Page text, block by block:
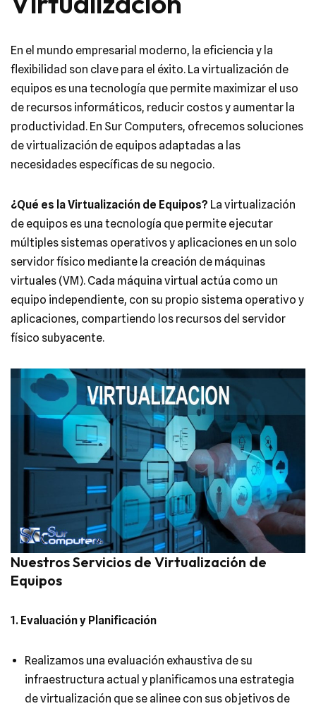
En el mundo empresarial moderno, la eficiencia y la
flexibilidad son clave para el éxito. La virtualización de
equipos es una tecnología que permite maximizar el uso
de recursos informáticos, reducir costos y aumentar la
productividad. En Sur Computers, ofrecemos soluciones
de virtualización de equipos adaptadas a las
necesidades específicas de su negocio.
¿Qué es la Virtualización de Equipos? La virtualización
de equipos es una tecnología que permite ejecutar
múltiples sistemas operativos y aplicaciones en un solo
servidor físico mediante la creación de máquinas
virtuales (VM). Cada máquina virtual actúa como un
equipo independiente, con su propio sistema operativo y
aplicaciones, compartiendo los recursos del servidor
físico subyacente.
Nuestros Servicios de Virtualización de
Equipos
1. Evaluación y Planificación
Realizamos una evaluación exhaustiva de su
infraestructura actual y planificamos una estrategia
de virtualización que se alinee con sus objetivos de